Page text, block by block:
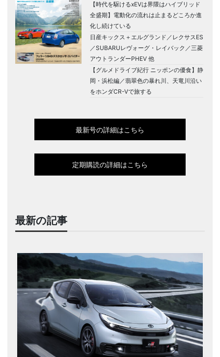
【時代を駆けるxEVは界隈はハイブリッド
全盛期】電動化の流れは止まるどころか進
化し続けている
日産キックス＋エルグランド／レクサスES
／SUBARUレヴォーグ・レイバック／三菱
アウトランダーPHEV 他
【グルメドライブ紀行 ニッポンの優食】静
岡・浜松編／翡翠色の暴れ川、天竜川沿い
をホンダCR-Vで旅する
最新号の詳細はこちら
定期購読の詳細はこちら
最新の記事